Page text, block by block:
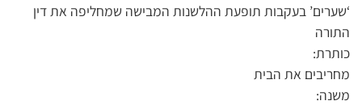
‘שערים’ בעקבות תופעת ההלשנות המבישה שמחליפה את דין
התורה
כותרת:
מחריבים את הבית
משנה: